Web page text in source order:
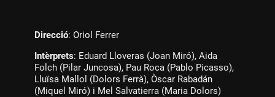
Direcció: Oriol Ferrer
Intèrprets: Eduard Lloveras (Joan Miró), Aida
Folch (Pilar Juncosa), Pau Roca (Pablo Picasso),
Lluïsa Mallol (Dolors Ferrà), Òscar Rabadán
(Miquel Miró) i Mel Salvatierra (Maria Dolors)